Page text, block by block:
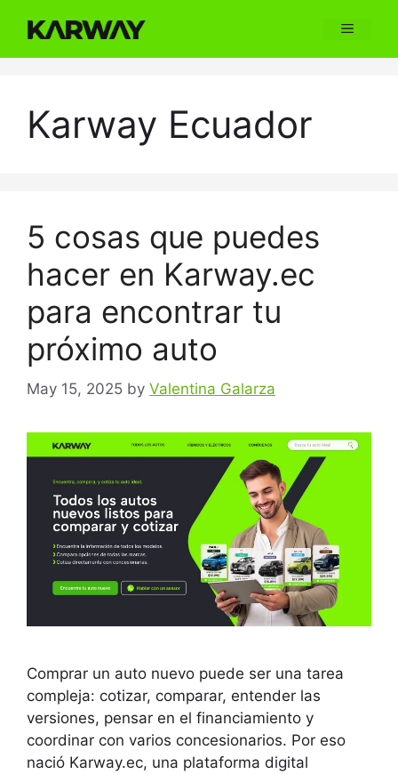
content
Menu
Karway Ecuador
5 cosas que puedes
hacer en Karway.ec
para encontrar tu
próximo auto
May 15, 2025 by Valentina Galarza
Comprar un auto nuevo puede ser una tarea
compleja: cotizar, comparar, entender las
versiones, pensar en el financiamiento y
coordinar con varios concesionarios. Por eso
nació Karway.ec, una plataforma digital